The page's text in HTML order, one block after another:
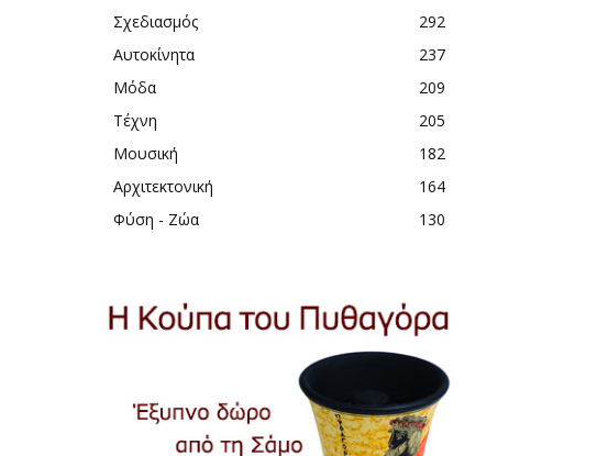
Σχεδιασμός
292
Αυτοκίνητα
237
Μόδα
209
Τέχνη
205
Μουσική
182
Αρχιτεκτονική
164
Φύση - Ζώα
130